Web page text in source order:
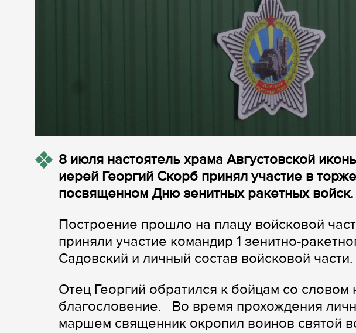
8 июля настоятель храма Августовской
иерей Георгий Скорб принял участие в
посвященном Дню зенитных ракетных войск.
Построение прошло на плацу войсковой
приняли участие командир 1 зенитно-
Садовский и личный состав войсковой части.
Отец Георгий обратился к бойцам со словом
благословение. Во время прохождения
маршем священник окропил воинов святой